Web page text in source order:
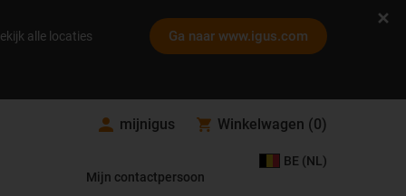
alle locaties Ga naar www.igus.com
mijnigus Winkelwagen (0)
Mijn contactpersoon
BE (NL)